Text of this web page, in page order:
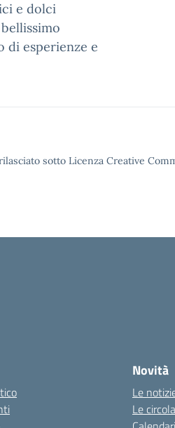
e dolci
di esperienze e
sotto Licenza Creative
Novità
Le
Le